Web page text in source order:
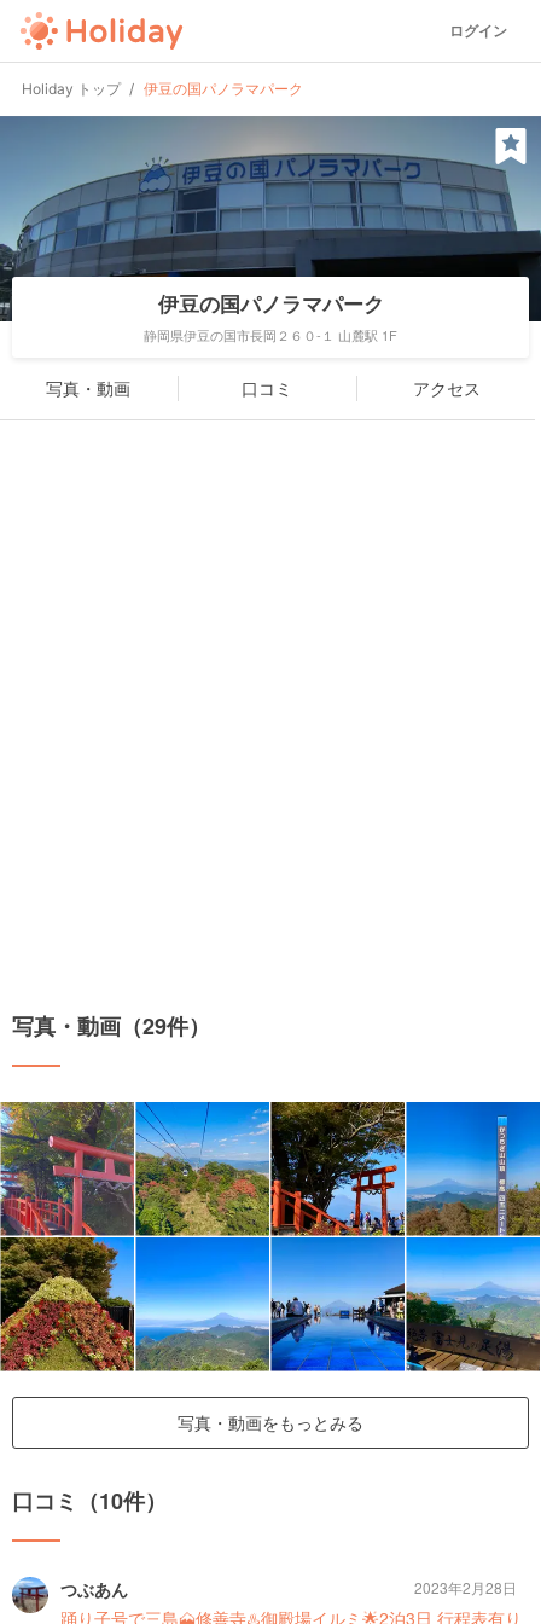
ログイン
Holiday トップ 伊豆の国パノラマパーク
伊豆の国パノラマパーク
静岡県伊豆の国市長岡２６０-１ 山麓駅 1F
写真・動画 口コミ アクセス
写真・動画（29件）
写真・動画をもっとみる
口コミ（10件）
つぶあん
踊り子号で三島🗻修善寺♨️御殿場イルミ🌟2泊3日 行程表有り
2023年2月28日